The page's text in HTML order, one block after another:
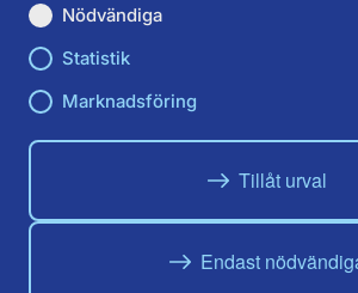
Nödvändiga
Statistik
Marknadsföring
Tillåt urval
Endast
Du hittar oss här på sociala medier
Facebook
Instagram